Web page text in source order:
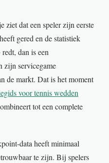
ziet dat een speler zijn eerste
gered en de statistiek
dan is een
zijn servicegame
de markt. Dat is het moment
voor tennis wedden
tot een complete
data heeft minimaal
te zijn. Bij spelers